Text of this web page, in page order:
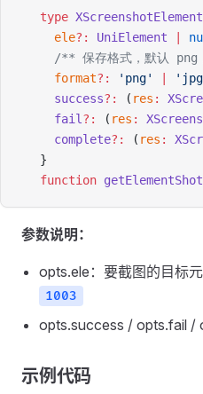
type
  ele
?: UniElement
/** 保存格式，默认 png
  format
?: 'png'
  success
?: ( res :
  fail
?: ( res :
  complete
?: ( res :
}
function
参数说明：
opts.ele：要截图的目标
1003
opts.success / opts.fail /
示例代码